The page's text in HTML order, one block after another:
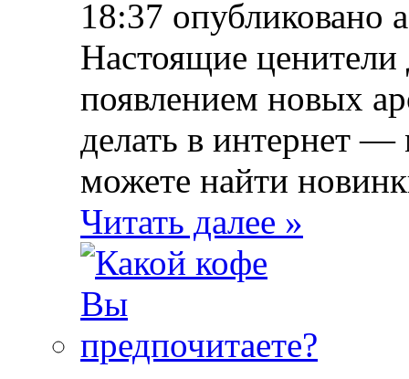
18:37 опубликовано
Настоящие ценители
появлением новых
делать в интернет —
можете найти
Читать далее »